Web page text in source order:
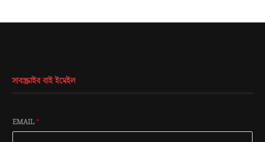
সাবস্ক্রাইব বাই ইমেইল
EMAIL*